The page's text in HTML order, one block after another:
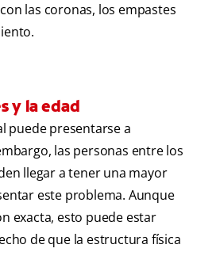
las coronas, los empastes
y la edad
puede presentarse a
las personas entre los
llegar a tener una mayor
este problema. Aunque
exacta, esto puede estar
de que la estructura física